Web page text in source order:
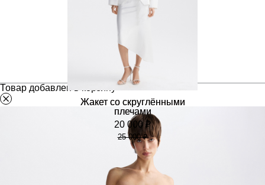
Жакет со скруглёнными
плечами
20 000 ₽
25 000 ₽
Товар добавлен в корзину